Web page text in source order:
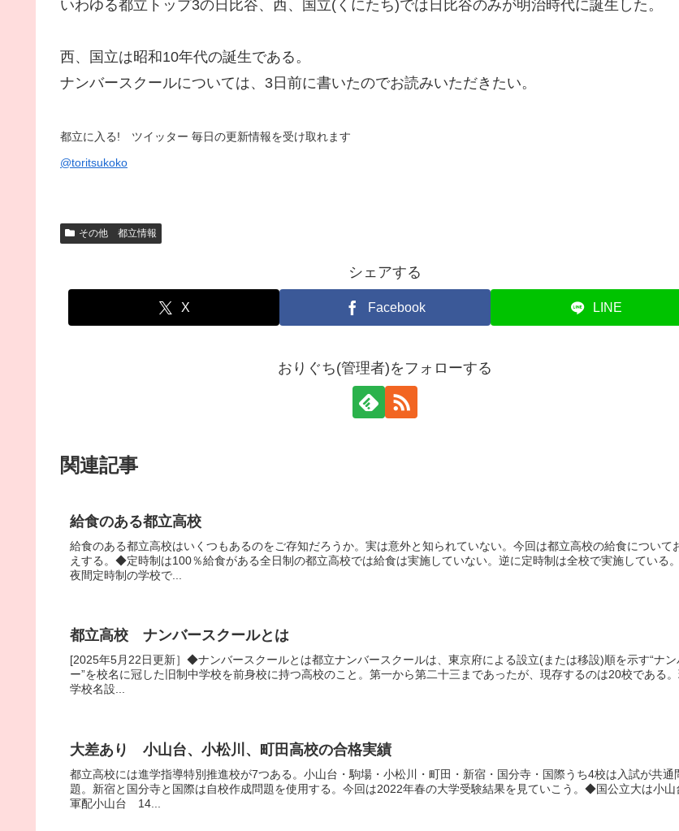
いわゆる都立トップ3の日比谷、西、国立(くにたち)では日比谷のみが明治時代に誕生した。
西、国立は昭和10年代の誕生である。
ナンバースクールについては、3日前に書いたのでお読みいただきたい。
都立に入る! ツイッター 毎日の更新情報を受け取れます
@toritsukoko
その他 都立情報
シェアする
X Facebook LINE
おりぐち(管理者)をフォローする
関連記事
給食のある都立高校
給食のある都立高校はいくつもあるのをご存知だろうか。実は意外と知られていない。今回は都立高校の給食について
えする。◆定時制は100％給食がある全日制の都立高校では給食は実施していない。逆に定時制は全校で実施している
夜間定時制の学校で...
都立高校 ナンバースクールとは
[2025年5月22日更新］◆ナンバースクールとは都立ナンバースクールは、東京府による設立(または移設)順を示す“ナン
ー”を校名に冠した旧制中学校を前身校に持つ高校のこと。第一から第二十三まであったが、現存するのは20校である
学校名設...
大差あり 小山台、小松川、町田高校の合格実績
都立高校には進学指導特別推進校が7つある。小山台・駒場・小松川・町田・新宿・国分寺・国際うち4校は入試が共通
題。新宿と国分寺と国際は自校作成問題を使用する。今回は2022年春の大学受験結果を見ていこう。◆国公立大は小山
軍配小山台 14...